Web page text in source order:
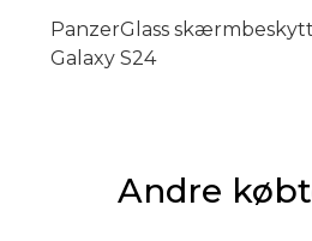
PanzerGlass
Galaxy S24
Andre